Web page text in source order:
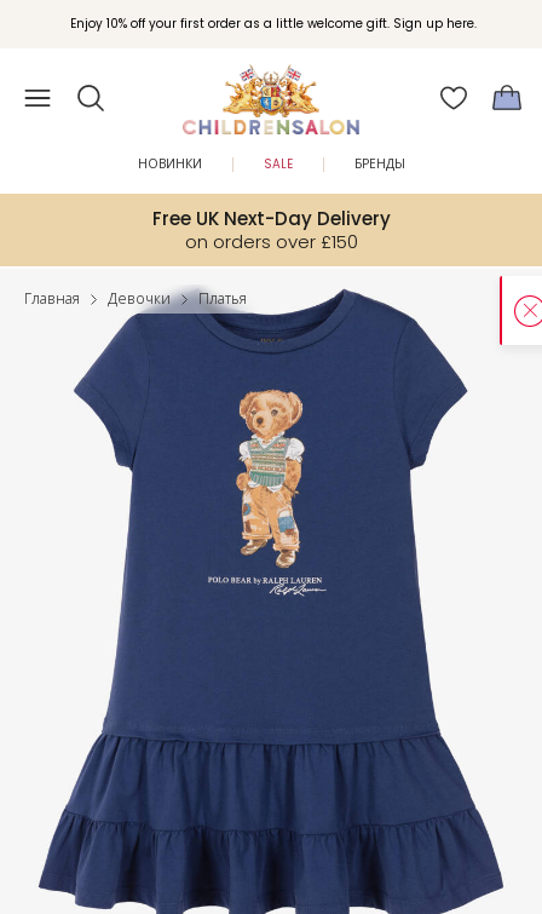
Enjoy 10% off your first order as a little welcome gift. Sign up here.
Free UK Next-Day Delivery
on orders over £150
НОВИНКИ SALE БРЕНДЫ
Главная Девочки Платья